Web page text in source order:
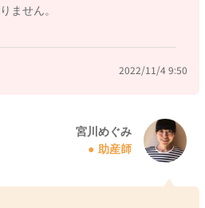
ません。
2022/11/4 9:50
宮川めぐみ
助産師